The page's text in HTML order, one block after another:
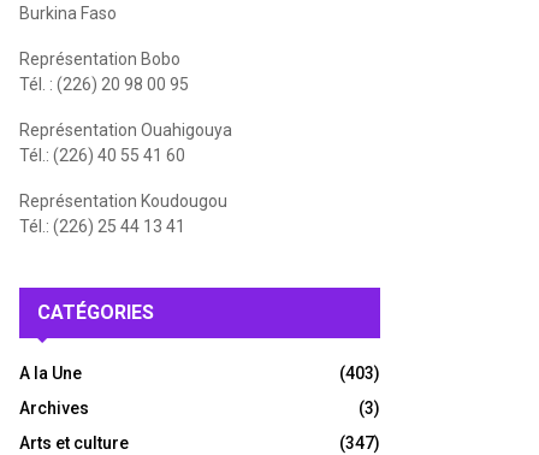
Burkina Faso
Représentation Bobo
Tél. : (226) 20 98 00 95
Représentation Ouahigouya
Tél.: (226) 40 55 41 60
Représentation Koudougou
Tél.: (226) 25 44 13 41
CATÉGORIES
A la Une
(403)
Archives
(3)
Arts et culture
(347)